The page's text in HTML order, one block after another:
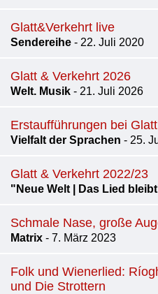
Glatt&Verkehrt live
Sendereihe - 22. Juli 2020
Glatt & Verkehrt 2026
Welt. Musik - 21. Juli 2026
Erstaufführungen bei
Vielfalt der Sprachen - 25.
Glatt & Verkehrt 2022/23
"Neue Welt | Das Lied
Schmale Nase, große
Matrix - 7. März 2023
Folk und Wienerlied:
und Die Strottern